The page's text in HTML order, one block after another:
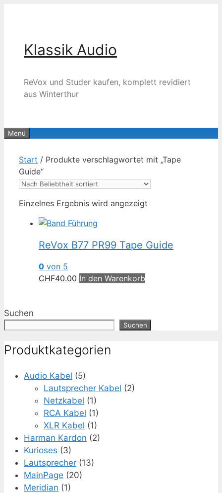
Klassik Audio
ReVox und Studer kaufen, komplett revidiert
aus Winterthur
Menü
Start / Produkte verschlagwortet mit „Tape
Guide“
Einzelnes Ergebnis wird angezeigt
ReVox B77 PR99 Tape Guide
0 von 5
CHF40.00 In den Warenkorb
Suchen
Suchen
Produktkategorien
Audio Kabel (5)
Lautsprecher Kabel (2)
Netzkabel (1)
RCA Kabel (1)
XLR Kabel (1)
Harman Kardon (2)
Kurioses (3)
Lautsprecher (13)
MainPage (20)
Meridian (1)